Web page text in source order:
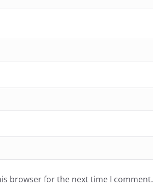
browser for the next time I comment.